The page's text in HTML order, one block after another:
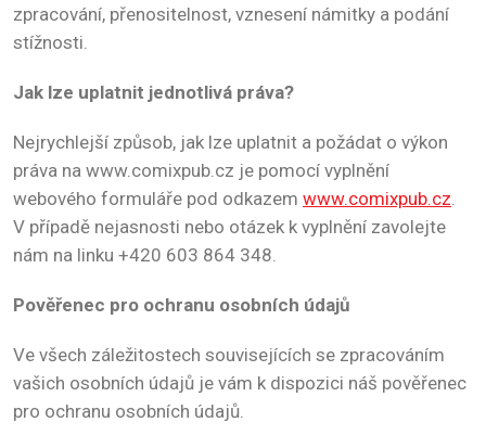
zpracování, přenositelnost, vznesení námitky a podání
stížnosti.
Jak lze uplatnit jednotlivá práva?
Nejrychlejší způsob, jak lze uplatnit a požádat o výkon
práva na www.comixpub.cz je pomocí vyplnění
webového formuláře pod odkazem www.comixpub.cz
V případě nejasnosti nebo otázek k vyplnění zavolejte
nám na linku +420 603 864 348.
Pověřenec pro ochranu osobních údajů
Ve všech záležitostech souvisejících se zpracováním
vašich osobních údajů je vám k dispozici náš pověřenec
pro ochranu osobních údajů.